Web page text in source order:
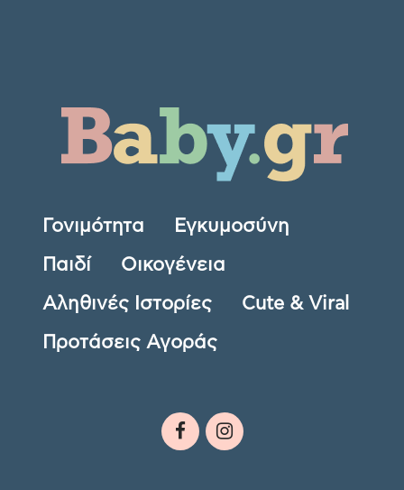
Γονιμότητα Εγκυμοσύνη
Παιδί Οικογένεια
Αληθινές Ιστορίες Cute & Viral
Προτάσεις Αγοράς